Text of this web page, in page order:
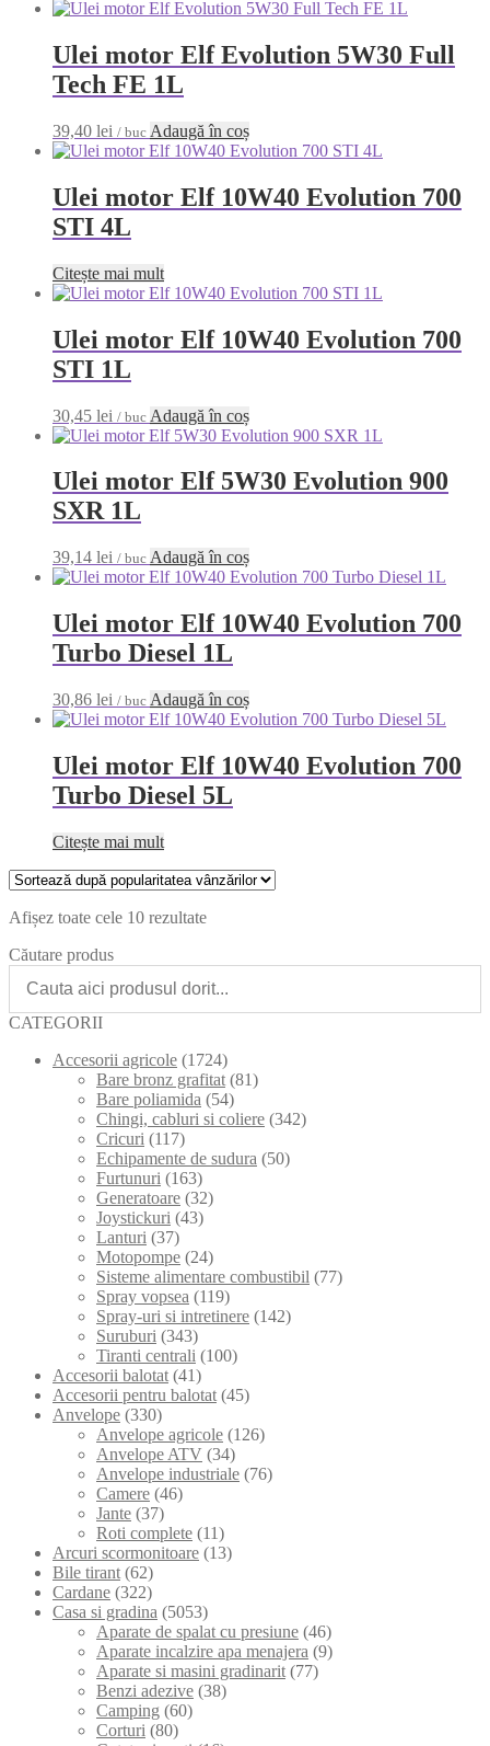
Ulei motor Elf Evolution 5W30 Full
Tech FE 1L
39,40 lei / buc Adaugă în coș
Ulei motor Elf 10W40 Evolution 700
STI 4L
Citește mai mult
Ulei motor Elf 10W40 Evolution 700
STI 1L
30,45 lei / buc Adaugă în coș
Ulei motor Elf 5W30 Evolution 900
SXR 1L
39,14 lei / buc Adaugă în coș
Ulei motor Elf 10W40 Evolution 700
Turbo Diesel 1L
30,86 lei / buc Adaugă în coș
Ulei motor Elf 10W40 Evolution 700
Turbo Diesel 5L
Citește mai mult
Afișez toate cele 10 rezultateSortat
Căutare produs
CATEGORII
Accesorii agricole (1724)
Bare bronz grafitat (81)
Bare poliamida (54)
Chingi, cabluri si coliere (342)
Cricuri (117)
Echipamente de sudura (50)
Furtunuri (163)
Generatoare (32)
Joystickuri (43)
Lanturi (37)
Motopompe (24)
Sisteme alimentare combustibil (77)
Spray vopsea (119)
Spray-uri si intretinere (142)
Suruburi (343)
Tiranti centrali (100)
Accesorii balotat (41)
Accesorii pentru balotat (45)
Anvelope (330)
Anvelope agricole (126)
Anvelope ATV (34)
Anvelope industriale (76)
Camere (46)
Jante (37)
Roti complete (11)
Arcuri scormonitoare (13)
Bile tirant (62)
Cardane (322)
Casa si gradina (5053)
Aparate de spalat cu presiune (46)
Aparate incalzire apa menajera (9)
Aparate si masini gradinarit (77)
Benzi adezive (38)
Camping (60)
Corturi (80)